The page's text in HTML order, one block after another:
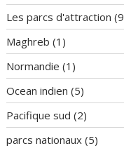
Les parcs d'attraction
Maghreb (1)
Normandie (1)
Ocean indien (5)
Pacifique sud (2)
parcs nationaux (5)